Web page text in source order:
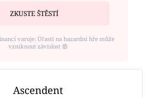
ZKUSTE ŠTĚSTÍ
varuje: Účastí na hazardní hře může
vzniknout závislost ⑱
Ascendent